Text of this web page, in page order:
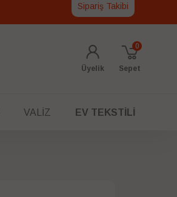
Sipariş Takibi
Üyelik Sepet
0
VALIZ EV TEKSTILI